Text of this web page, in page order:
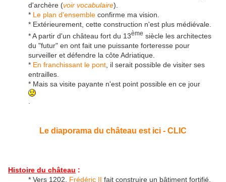
d'archère (voir vocabulaire).
* Le plan d'ensemble confirme ma vision.
* Extérieurement, cette construction n'est plus médiévale.
* A partir d'un château fort du 13ème siècle les architectes
du "futur" en ont fait une puissante forteresse pour
surveiller et défendre la côte Adriatique.
* En franchissant le pont , il serait possible de visiter ses
entrailles.
* Mais sa visite payante n'est point possible en ce jour
Le diaporama du château est ici - CLIC
Histoire du château :
* Vers 1202, Frédéric II fait construire un bâtiment fortifié.